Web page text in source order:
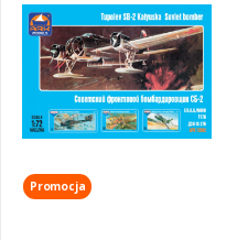
Promocja